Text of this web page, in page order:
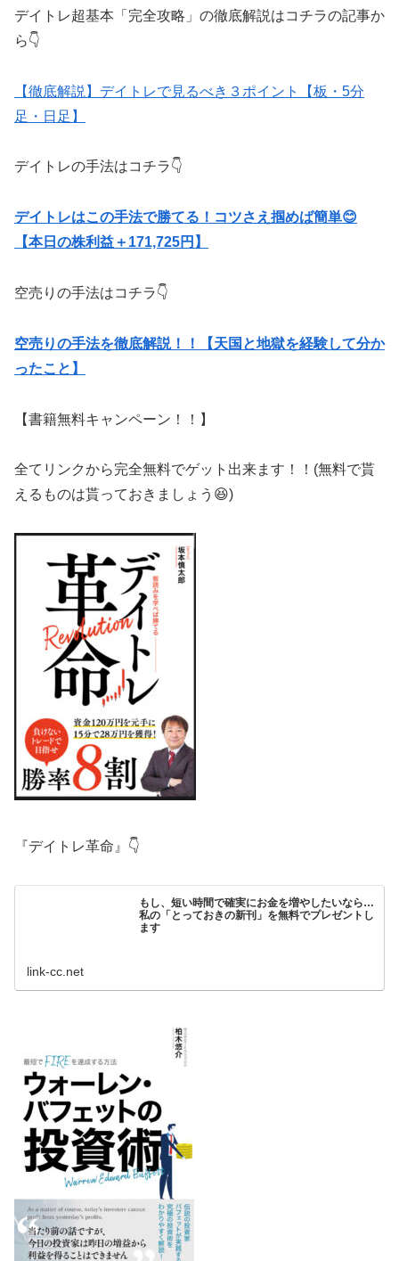
デイトレ超基本「完全攻略」の徹底解説はコチラの記事か
ら👇
【徹底解説】デイトレで見るべき３ポイント【板・5分
足・日足】
デイトレの手法はコチラ👇
デイトレはこの手法で勝てる！コツさえ掴めば簡単😊
【本日の株利益＋171,725円】
空売りの手法はコチラ👇
空売りの手法を徹底解説！！【天国と地獄を経験して分か
ったこと】
【書籍無料キャンペーン！！】
全てリンクから完全無料でゲット出来ます！！(無料で貰
えるものは貰っておきましょう😆)
『デイトレ革命』👇
もし、短い時間で確実にお金を増やしたいなら…
私の「とっておきの新刊」を無料でプレゼントし
ます
link-cc.net